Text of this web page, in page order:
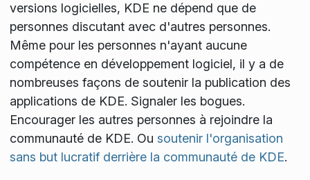
versions logicielles, KDE ne dépend que de
personnes discutant avec d'autres personnes.
Même pour les personnes n'ayant aucune
compétence en développement logiciel, il y a de
nombreuses façons de soutenir la publication des
applications de KDE. Signaler les bogues.
Encourager les autres personnes à rejoindre la
communauté de KDE. Ou soutenir l'organisation
sans but lucratif derrière la communauté de KDE.